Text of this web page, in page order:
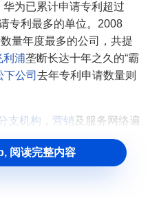
为已累计申请专利超过
专利最多的单位。2008
数量年度最多的公司，共提
利浦垄断长达十年之久的“霸
下公司 去年专利申请数量则
支机构 ， 营销及服务网络遍
质的服务。目前，华为的
多个国家，以及31个全
阅读完整内容